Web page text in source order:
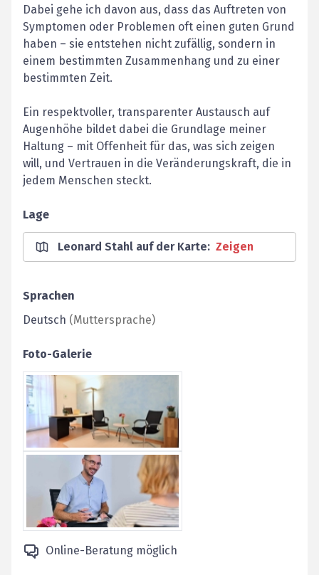
Dabei gehe ich davon aus, dass das Auftreten von
Symptomen oder Problemen oft einen guten Grund
haben – sie entstehen nicht zufällig, sondern in
einem bestimmten Zusammenhang und zu einer
bestimmten Zeit.
Ein respektvoller, transparenter Austausch auf
Augenhöhe bildet dabei die Grundlage meiner
Haltung – mit Offenheit für das, was sich zeigen
will, und Vertrauen in die Veränderungskraft, die in
jedem Menschen steckt.
Lage
Leonard Stahl auf der Karte: Zeigen
Sprachen
Deutsch (Muttersprache)
Foto-Galerie
Online-Beratung möglich